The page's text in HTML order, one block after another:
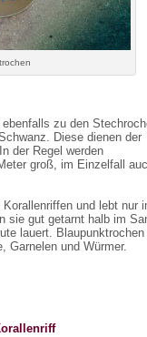
zu den
Diese dienen der
der Regel werden
groß, im Einzelfall
und lebt nur
sie gut getarnt halb im
lauert. Blaupunktrochen
Garnelen und Würmer.